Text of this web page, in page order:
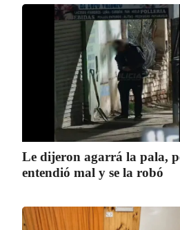
Le dijeron agarrá la pala,
entendió mal y se la robó